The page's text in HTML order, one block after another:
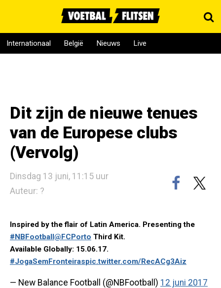
Internationaal België Nieuws Live
Dit zijn de nieuwe tenues
van de Europese clubs
(Vervolg)
Dinsdag 13 juni, 11:15 uur
Auteur: ?
Inspired by the flair of Latin America. Presenting the
#NBFootball@FCPorto Third Kit.
Available Globally: 15.06.17.
#JogaSemFronteiraspic.twitter.com/RecACg3Aiz
— New Balance Football (@NBFootball) 12 juni 2017